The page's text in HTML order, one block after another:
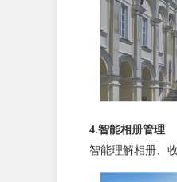
4.智能相册管理
智能理解相册、